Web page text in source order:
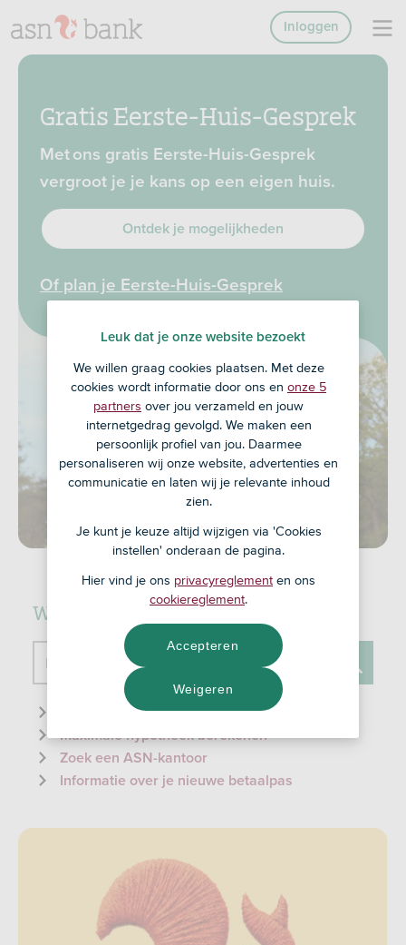
Inloggen
Gratis Eerste-Huis-Gesprek
Met ons gratis Eerste-Huis-Gesprek
vergroot je je kans op een eigen huis.
Ontdek je mogelijkheden
Of plan je Eerste-Huis-Gesprek
Waar kunnen we je mee helpen?
Doorzoek de website
Informatie over de ID-check
Maximale hypotheek berekenen
Zoek een ASN-kantoor
Informatie over je nieuwe betaalpas
Leuk dat je onze website bezoekt
We willen graag cookies plaatsen. Met deze
cookies wordt informatie door ons en onze 5
partners over jou verzameld en jouw
internetgedrag gevolgd. We maken een
persoonlijk profiel van jou. Daarmee
personaliseren wij onze website, advertenties en
communicatie en laten wij je relevante inhoud
zien.
Je kunt je keuze altijd wijzigen via 'Cookies
instellen' onderaan de pagina.
Hier vind je ons privacyreglement en ons
cookiereglement.
Weigeren
Accepteren